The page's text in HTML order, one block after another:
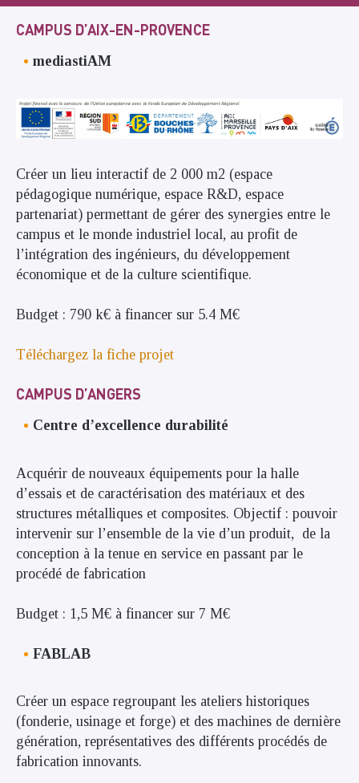
CAMPUS D’AIX-EN-PROVENCE
mediastiAM
Créer un lieu interactif de 2 000 m2 (espace
pédagogique numérique, espace R&D, espace
partenariat) permettant de gérer des synergies entre le
campus et le monde industriel local, au profit de
l’intégration des ingénieurs, du développement
économique et de la culture scientifique.
Budget : 790 k€ à financer sur 5.4 M€
Téléchargez la fiche projet
CAMPUS D’ANGERS
Centre d’excellence durabilité
Acquérir de nouveaux équipements pour la halle
d’essais et de caractérisation des matériaux et des
structures métalliques et composites. Objectif : pouvoir
intervenir sur l’ensemble de la vie d’un produit, de la
conception à la tenue en service en passant par le
procédé de fabrication
Budget : 1,5 M€ à financer sur 7 M€
FABLAB
Créer un espace regroupant les ateliers historiques
(fonderie, usinage et forge) et des machines de dernière
génération, représentatives des différents procédés de
fabrication innovants.